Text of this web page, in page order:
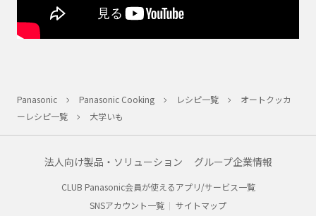
Panasonic Panasonic Cooking レシピ一覧
オートクッカ
ーレシピ一覧
大学いも
法人向け製品・ソリューション グループ企業情報
CLUB Panasonic会員が使えるアプリ/サービス一覧
SNSアカウント一覧
サイトマップ